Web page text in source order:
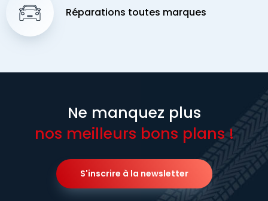
Réparations toutes marques
Ne manquez plus
nos meilleurs bons plans !
S'inscrire à la newsletter